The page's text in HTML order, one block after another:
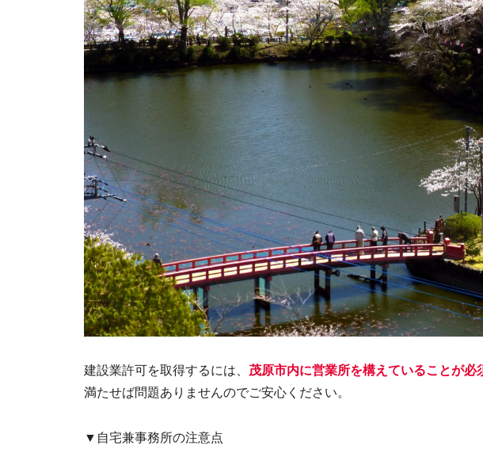
建設業許可を取得するには、 茂原市内に営業所を構えていることが必
満たせば問題ありませんのでご安心ください。
▼自宅兼事務所の注意点